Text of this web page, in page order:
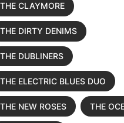
THE CLAYMORE
THE DIRTY DENIMS
THE DUBLINERS
THE ELECTRIC BLUES DUO
THE NEW ROSES THE